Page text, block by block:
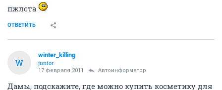
пжлста
ОТВЕТИТЬ
W
winter_killing
junior
17 февраля 2011 Автоинформатор
Дамы, подскажите, где можно купить косметику для